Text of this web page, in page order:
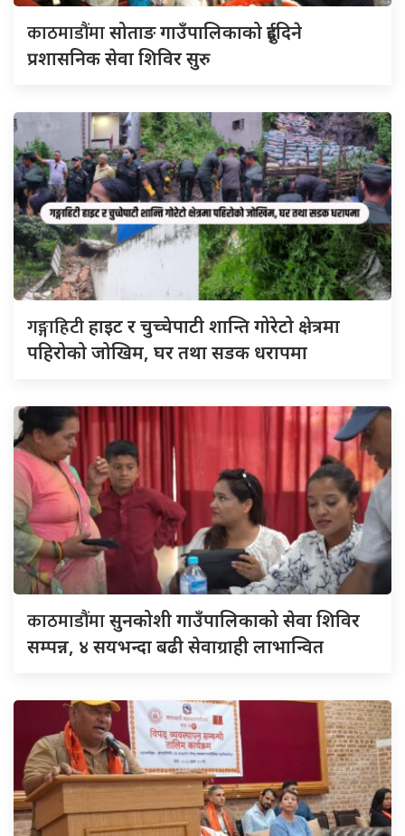
काठमाडौंमासोताङ गाउँपालिकाको दुईदिने
प्रशासनिक सेवा शिविर सुरु
गङ्गाहिटीहाइट र चुच्चेपाटी शान्ति गोरेटो क्षेत्रमा
पहिरोको जोखिम, घर तथा सडक धरापमा
काठमाडौंमासुनकोशी गाउँपालिकाको सेवा शिविर
सम्पन्न, ४ सयभन्दा बढी सेवाग्राही लाभान्वित